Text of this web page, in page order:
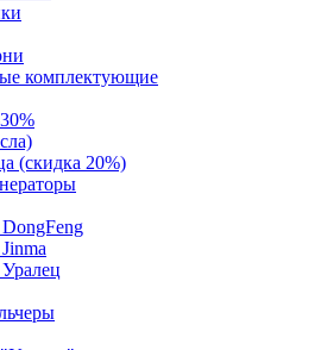
комплектующие
(скидка 20%)